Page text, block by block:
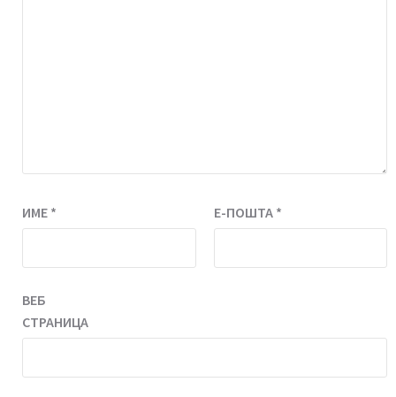
ИМЕ * Е-ПОШТА *
ВЕБ
СТРАНИЦА